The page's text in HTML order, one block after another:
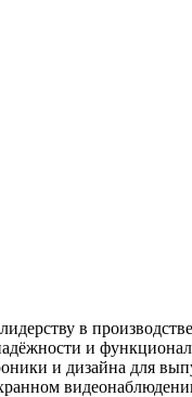
в
и
и дизайна для